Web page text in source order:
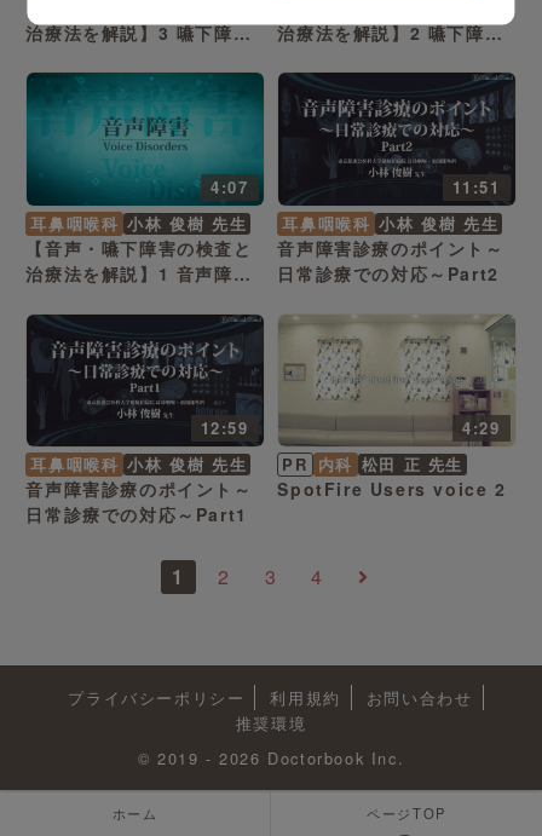
治療法を解説】3 嚥下障害
治療法を解説】2 嚥下障害
4:07
耳鼻咽喉科 小林 俊樹 先生
【音声・嚥下障害の検査と
治療法を解説】1 音声障害
ビリ
11:51
耳鼻咽喉科 小林 俊樹 先生
音声障害診療のポイント～
日常診療での対応～Part2
12:59
耳鼻咽喉科 小林 俊樹 先生
音声障害診療のポイント～
日常診療での対応～Part1
4:29
PR 内科 松田 正 先生
SpotFire Users voice 2
1 2 3 4
プライバシーポリシー 利用規約
お問い合わせ
推奨環境
© 2019 - 2026 Doctorbook Inc.
ホーム ページTOP